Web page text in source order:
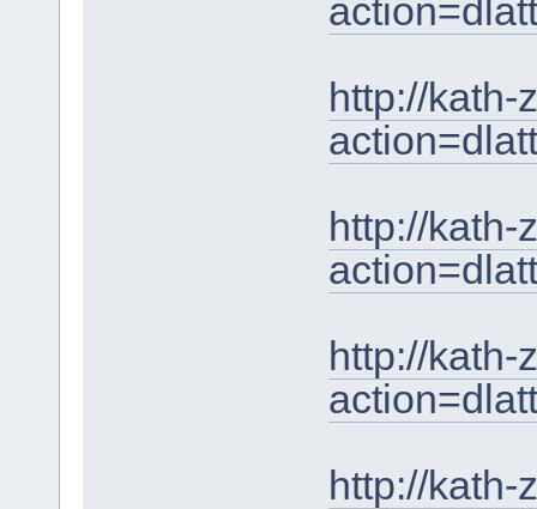
http://kath-
http://kath-
http://kath-
http://kath-